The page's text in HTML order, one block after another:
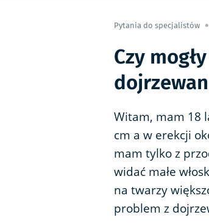
Pytania do specjalistów
Czy
Witam, mam 18
cm a w erekcji
mam tylko z
widać małe
na twarzy
problem z